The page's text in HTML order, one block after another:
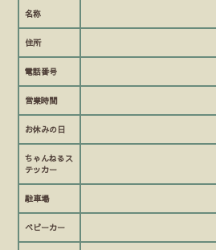
名称
住所
電話番号
営業時間
お休みの日
ちゃんねるス
テッカー
駐車場
ベビーカー